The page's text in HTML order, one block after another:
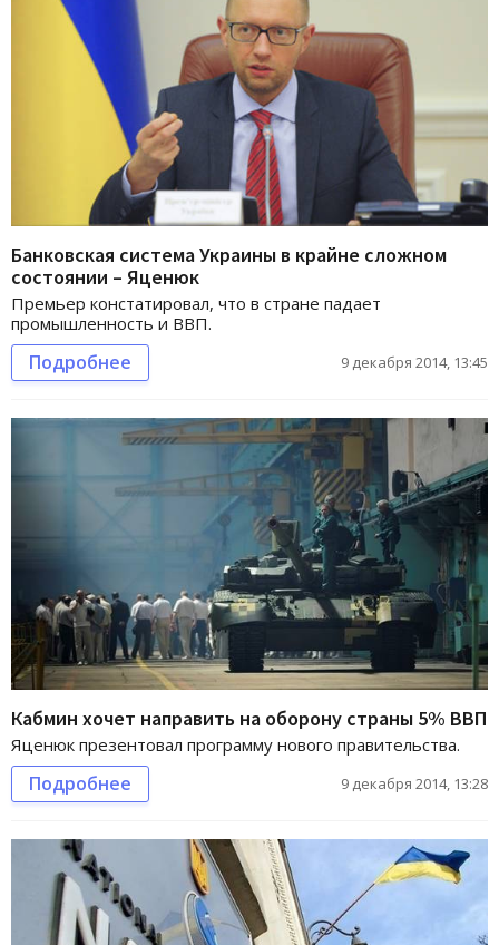
Банковская система Украины в крайне сложном
состоянии – Яценюк
Премьер констатировал, что в стране падает
промышленность и ВВП.
Подробнее 9 декабря 2014, 13:45
Кабмин хочет направить на оборону страны 5% ВВП
Яценюк презентовал программу нового правительства.
Подробнее 9 декабря 2014, 13:28